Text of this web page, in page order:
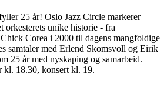
25 år! Oslo Jazz Circle markerer
orkesterets unike historie - fra
Corea i 2000 til dagens mangfoldige
samtaler med Erlend Skomsvoll og Eirik
25 år med nyskaping og samarbeid.
kl. 18.30, konsert kl. 19.